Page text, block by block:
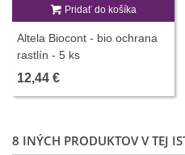
Pridať do košíka
Altela Biocont - bio ochrana
rastlín - 5 ks
12,44 €
8 INÝCH PRODUKTOV V TEJ